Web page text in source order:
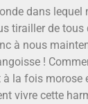
dans
tirailler de tous
à nous
!
la fois morose
vivre cette